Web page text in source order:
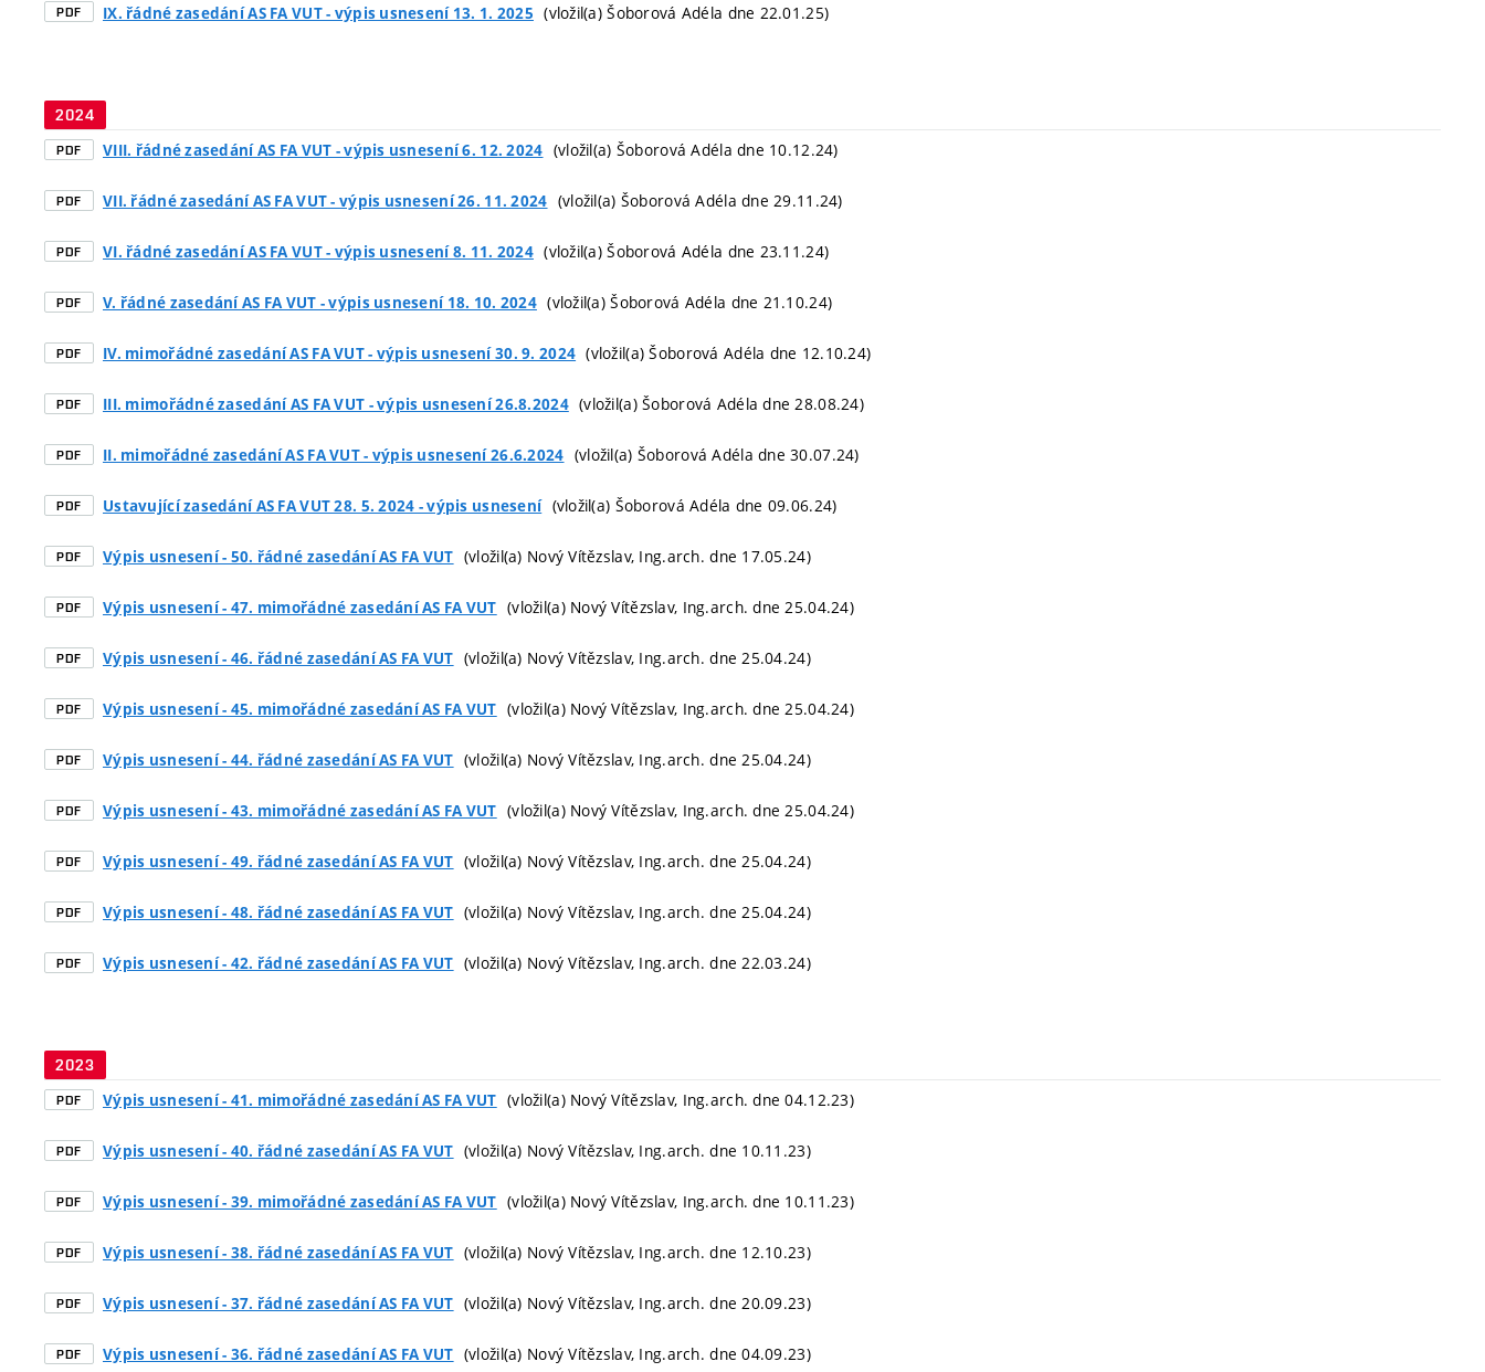
PDF IX. řádné zasedání AS FA VUT - výpis usnesení 13. 1. 2025 (vložil(a) Šoborová Adéla dne 22.01.25)
2024
PDF VIII. řádné zasedání AS FA VUT - výpis usnesení 6. 12. 2024 (vložil(a) Šoborová Adéla dne 10.12.24)
PDF VII. řádné zasedání AS FA VUT - výpis usnesení 26. 11. 2024 (vložil(a) Šoborová Adéla dne 29.11.24)
PDF VI. řádné zasedání AS FA VUT - výpis usnesení 8. 11. 2024 (vložil(a) Šoborová Adéla dne 23.11.24)
PDF V. řádné zasedání AS FA VUT - výpis usnesení 18. 10. 2024 (vložil(a) Šoborová Adéla dne 21.10.24)
PDF IV. mimořádné zasedání AS FA VUT - výpis usnesení 30. 9. 2024 (vložil(a) Šoborová Adéla dne 12.10.24)
PDF III. mimořádné zasedání AS FA VUT - výpis usnesení 26.8.2024 (vložil(a) Šoborová Adéla dne 28.08.24)
PDF II. mimořádné zasedání AS FA VUT - výpis usnesení 26.6.2024 (vložil(a) Šoborová Adéla dne 30.07.24)
PDF Ustavující zasedání AS FA VUT 28. 5. 2024 - výpis usnesení (vložil(a) Šoborová Adéla dne 09.06.24)
PDF Výpis usnesení - 50. řádné zasedání AS FA VUT (vložil(a) Nový Vítězslav, Ing.arch. dne 17.05.24)
PDF Výpis usnesení - 47. mimořádné zasedání AS FA VUT (vložil(a) Nový Vítězslav, Ing.arch. dne 25.04.24)
PDF Výpis usnesení - 46. řádné zasedání AS FA VUT (vložil(a) Nový Vítězslav, Ing.arch. dne 25.04.24)
PDF Výpis usnesení - 45. mimořádné zasedání AS FA VUT (vložil(a) Nový Vítězslav, Ing.arch. dne 25.04.24)
PDF Výpis usnesení - 44. řádné zasedání AS FA VUT (vložil(a) Nový Vítězslav, Ing.arch. dne 25.04.24)
PDF Výpis usnesení - 43. mimořádné zasedání AS FA VUT (vložil(a) Nový Vítězslav, Ing.arch. dne 25.04.24)
PDF Výpis usnesení - 49. řádné zasedání AS FA VUT (vložil(a) Nový Vítězslav, Ing.arch. dne 25.04.24)
PDF Výpis usnesení - 48. řádné zasedání AS FA VUT (vložil(a) Nový Vítězslav, Ing.arch. dne 25.04.24)
PDF Výpis usnesení - 42. řádné zasedání AS FA VUT (vložil(a) Nový Vítězslav, Ing.arch. dne 22.03.24)
2023
PDF Výpis usnesení - 41. mimořádné zasedání AS FA VUT (vložil(a) Nový Vítězslav, Ing.arch. dne 04.12.23)
PDF Výpis usnesení - 40. řádné zasedání AS FA VUT (vložil(a) Nový Vítězslav, Ing.arch. dne 10.11.23)
PDF Výpis usnesení - 39. mimořádné zasedání AS FA VUT (vložil(a) Nový Vítězslav, Ing.arch. dne 10.11.23)
PDF Výpis usnesení - 38. řádné zasedání AS FA VUT (vložil(a) Nový Vítězslav, Ing.arch. dne 12.10.23)
PDF Výpis usnesení - 37. řádné zasedání AS FA VUT (vložil(a) Nový Vítězslav, Ing.arch. dne 20.09.23)
PDF Výpis usnesení - 36. řádné zasedání AS FA VUT (vložil(a) Nový Vítězslav, Ing.arch. dne 04.09.23)